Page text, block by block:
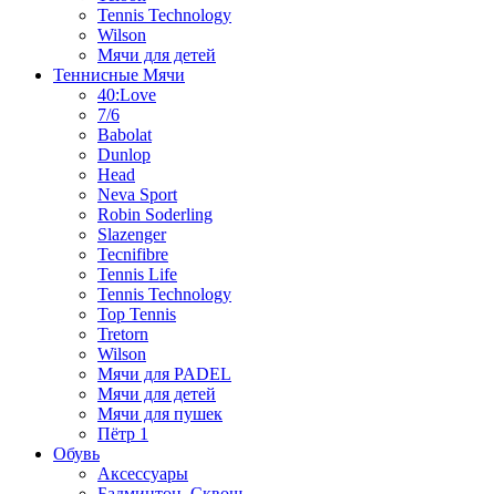
Tennis Technology
Wilson
Мячи для детей
Теннисные Мячи
40:Love
7/6
Babolat
Dunlop
Head
Neva Sport
Robin Soderling
Slazenger
Tecnifibre
Tennis Life
Tennis Technology
Top Tennis
Tretorn
Wilson
Мячи для PADEL
Мячи для детей
Мячи для пушек
Пётр 1
Обувь
Аксессуары